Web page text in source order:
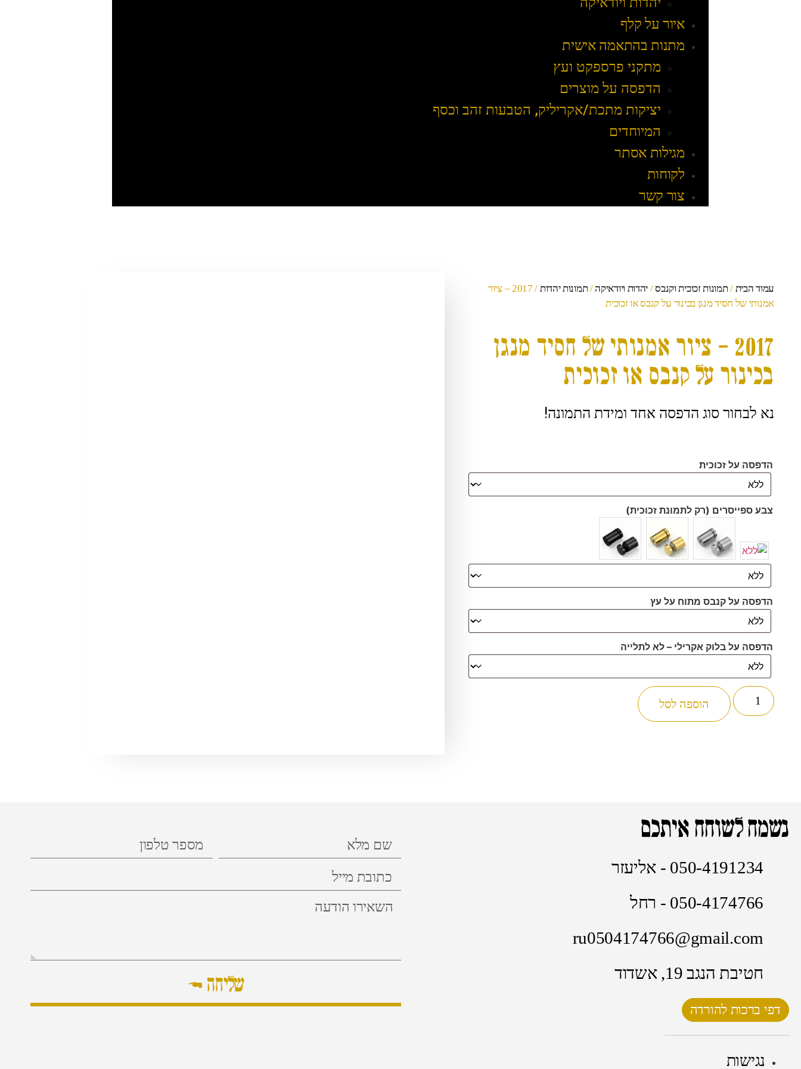
איור על קלף
מתנות בהתאמה אישית
מתקני פרספקט ועץ
הדפסה על מוצרים
יציקות מתכת/אקריליק, הטבעות זהב וכסף
המיוחדים
מגילות אסתר
לקוחות
צור קשר
עמוד הבית /תמונות זכוכית וקנבס/ יהדות ויודאיקה /תמונות יהדות
/ 2017 – ציור
אמנותי של חסיד מנגן בכינור על קנבס או זכוכית
2017 – ציור אמנותי של חסיד מנגן
בכינור על קנבס או זכוכית
נא לבחור סוג הדפסה אחד ומידת התמונה!
הדפסה על זכוכית
צבע ספייסרים (רק לתמונת זכוכית)
הדפסה על קנבס מתוח על עץ
הדפסה על בלוק אקרילי – לא לתלייה
הוספה לסל
נשמח לשוחח איתכם
050-4191234 - אליעזר
050-4174766 - רחל
ru0504174766@gmail.com
חטיבת הנגב 19, אשדוד
דפי ברכות להורדה
נגישות
שליחה ←